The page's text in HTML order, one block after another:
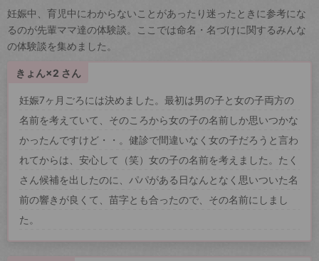
妊娠中、育児中にわからないことがあったり迷ったときに参考にな
るのが先輩ママ達の体験談。ここでは命名・名づけに関するみんな
の体験談を集めました。
きょん×2 さん
妊娠7ヶ月ごろには決めました。最初は男の子と女の子両方の
名前を考えていて、そのころから女の子の名前しか思いつかな
かったんですけど・・。健診で間違いなく女の子だろうと言わ
れてからは、安心して（笑）女の子の名前を考えました。たく
さん候補を出したのに、パパがある日なんとなく思いついた名
前の響きが良くて、苗字とも合ったので、その名前にしまし
た。